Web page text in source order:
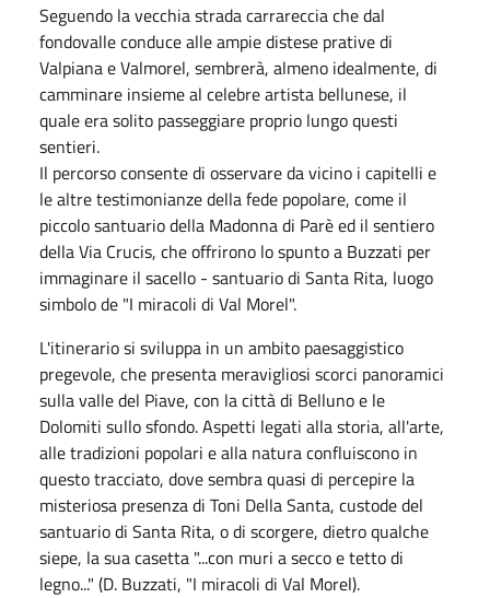
Seguendo la vecchia strada carrareccia che dal
fondovalle conduce alle ampie distese prative di
Valpiana e Valmorel, sembrerà, almeno idealmente, di
camminare insieme al celebre artista bellunese, il
quale era solito passeggiare proprio lungo questi
sentieri.
Il percorso consente di osservare da vicino i capitelli e
le altre testimonianze della fede popolare, come il
piccolo santuario della Madonna di Parè ed il sentiero
della Via Crucis, che offrirono lo spunto a Buzzati per
immaginare il sacello - santuario di Santa Rita, luogo
simbolo de "I miracoli di Val Morel".
L'itinerario si sviluppa in un ambito paesaggistico
pregevole, che presenta meravigliosi scorci panoramici
sulla valle del Piave, con la città di Belluno e le
Dolomiti sullo sfondo. Aspetti legati alla storia, all'arte,
alle tradizioni popolari e alla natura confluiscono in
questo tracciato, dove sembra quasi di percepire la
misteriosa presenza di Toni Della Santa, custode del
santuario di Santa Rita, o di scorgere, dietro qualche
siepe, la sua casetta "...con muri a secco e tetto di
legno..." (D. Buzzati, "I miracoli di Val Morel).